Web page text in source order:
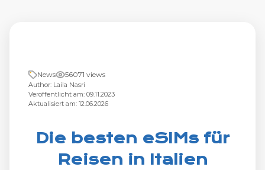
News 56071 views
Author: Laila Nasri
Veröffentlicht am: 09.11.2023
Aktualisiert am: 12.06.2026
Die besten eSIMs für
Reisen in Italien